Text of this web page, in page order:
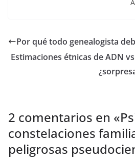
Por qué todo genealogista
Estimaciones étnicas de ADN
2 comentarios en «
constelaciones
peligrosas